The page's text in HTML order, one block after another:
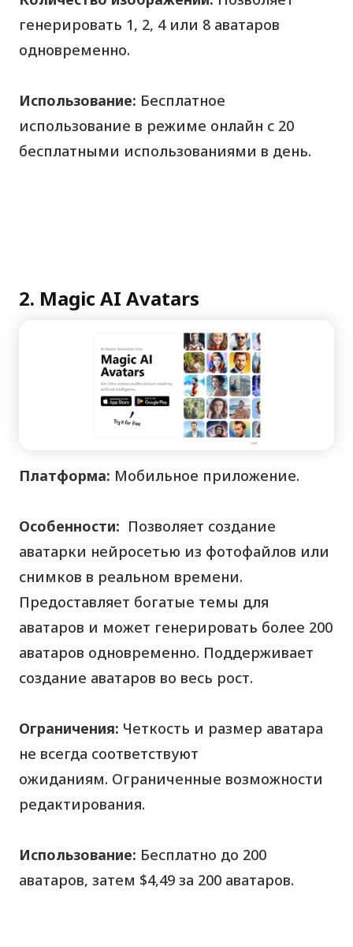
генерировать 1, 2, 4 или 8 аватаров
одновременно.
Использование: Бесплатное
использование в режиме онлайн с 20
бесплатными использованиями в день.
2. Magic AI Avatars
Платформа: Мобильное приложение.
Особенности: Позволяет создание
аватарки нейросетью из фотофайлов или
снимков в реальном времени.
Предоставляет богатые темы для
аватаров и может генерировать более 200
аватаров одновременно. Поддерживает
создание аватаров во весь рост.
Ограничения: Четкость и размер аватара
не всегда соответствуют
ожиданиям. Ограниченные возможности
редактирования.
Использование: Бесплатно до 200
аватаров, затем $4,49 за 200 аватаров.